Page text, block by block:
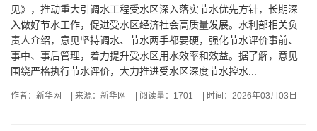
见》，推动重大引调水工程受水区深入落实节水优先方针，长期深
入做好节水工作，促进受水区经济社会高质量发展。水利部相关负
责人介绍，意见坚持调水、节水两手都要硬，强化节水评价事前、
事中、事后管理，着力提升受水区用水效率和效益。据了解，意见
围绕严格执行节水评价，大力推进受水区深度节水控水...
作者：新华网 来源：新华网 阅读量：1701 时间：2026年03月03日